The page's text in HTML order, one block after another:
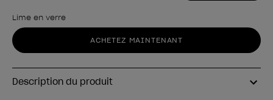
Lime en verre
Forme du produit
ACHETEZ MAINTENANT
Description du produit